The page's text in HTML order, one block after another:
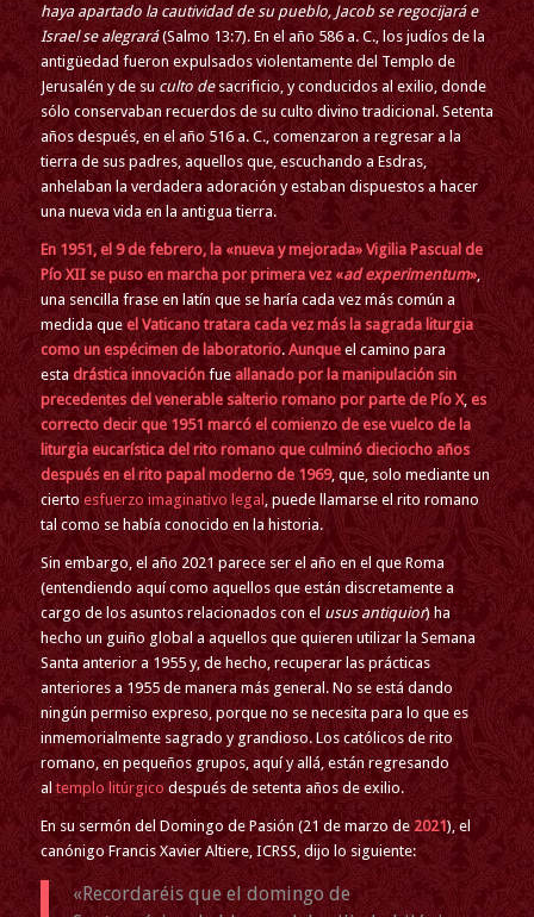
haya apartado la cautividad de su pueblo, Jacob se regocijará e
Israel se alegrará(Salmo 13:7). En el año 586 a. C., los judíos de la
antigüedad fueron expulsados violentamente del Templo de
Jerusalén y de su culto desacrificio, y conducidos al exilio, donde
sólo conservaban recuerdos de su culto divino tradicional. Setenta
años después, en el año 516 a. C., comenzaron a regresar a la
tierra de sus padres, aquellos que, escuchando a Esdras,
anhelaban la verdadera adoración y estaban dispuestos a hacer
una nueva vida en la antigua tierra.
En 1951, el 9 de febrero, la «nueva y mejorada» Vigilia Pascual de
Pío XII se puso en marcha por primera vez «ad experimentum»,
una sencilla frase en latín que se haría cada vez más común a
medida que el Vaticano tratara cada vez más la sagrada liturgia
como un espécimen de laboratorio. Aunqueel camino para
esta drástica innovaciónfueallanado por la manipulación sin
precedentes del venerable salterio romano por parte de Pío X, es
correcto decir que 1951 marcó el comienzo de ese vuelco de la
liturgia eucarística del rito romano que culminó dieciocho años
después en el rito papal moderno de 1969, que, solo mediante un
cierto esfuerzo imaginativo legal , puede llamarse el rito romano
tal como se había conocido en la historia.
Sin embargo, el año 2021 parece ser el año en el que Roma
(entendiendo aquí como aquellos que están discretamente a
cargo de los asuntos relacionados con el usus antiquior) ha
hecho un guiño global a aquellos que quieren utilizar la Semana
Santa anterior a 1955 y, de hecho, recuperar las prácticas
anteriores a 1955 de manera más general. No se está dando
ningún permiso expreso, porque no se necesita para lo que es
inmemorialmente sagrado y grandioso. Los católicos de rito
romano, en pequeños grupos, aquí y allá, están regresando
al templo litúrgico después de setenta años de exilio.
En su sermón del Domingo de Pasión (21 de marzo de 2021), el
canónigo Francis Xavier Altiere, ICRSS, dijo lo siguiente:
«Recordaréis que el domingo de